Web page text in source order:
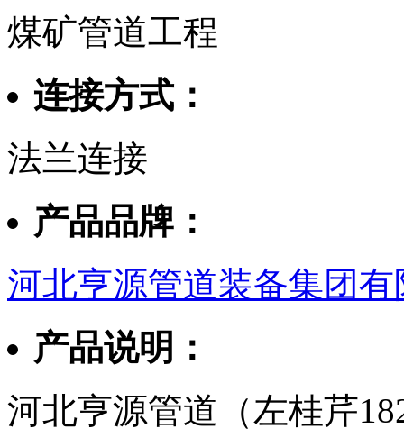
煤矿管道工程
连接方式：
法兰连接
产品品牌：
河北亨源管道装备集团有
产品说明：
河北亨源管道（左桂芹